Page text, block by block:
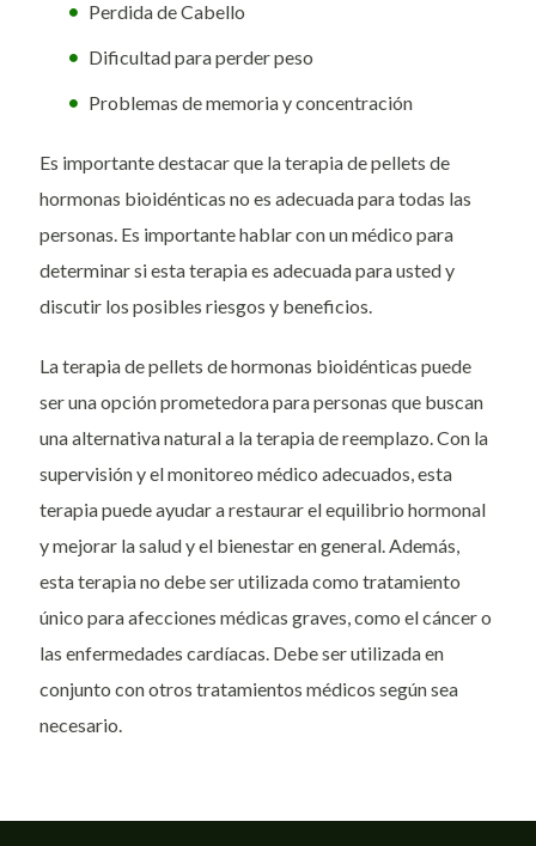
Perdida de Cabello
Dificultad para perder peso
Problemas de memoria y concentración
Es importante destacar que la terapia de pellets de
hormonas bioidénticas no es adecuada para todas las
personas. Es importante hablar con un médico para
determinar si esta terapia es adecuada para usted y
discutir los posibles riesgos y beneficios.
La terapia de pellets de hormonas bioidénticas puede
ser una opción prometedora para personas que buscan
una alternativa natural a la terapia de reemplazo. Con la
supervisión y el monitoreo médico adecuados, esta
terapia puede ayudar a restaurar el equilibrio hormonal
y mejorar la salud y el bienestar en general. Además,
esta terapia no debe ser utilizada como tratamiento
único para afecciones médicas graves, como el cáncer o
las enfermedades cardíacas. Debe ser utilizada en
conjunto con otros tratamientos médicos según sea
necesario.